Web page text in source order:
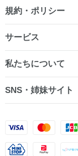
規約・ポリシー
サービス
私たちについて
SNS・姉妹サイト